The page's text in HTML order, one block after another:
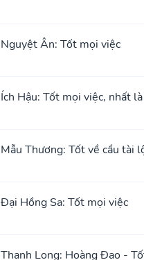
Nguyệt Ân: Tốt mọi việc
Ích Hậu: Tốt mọi việc, nhất
Mẫu Thương: Tốt về cầu tài
Đại Hồng Sa: Tốt mọi việc
Thanh Long: Hoàng Đạo -